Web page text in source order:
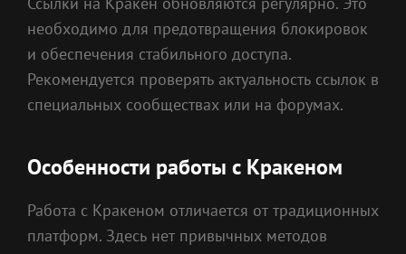
необходимо для предотвращения блокировок
и обеспечения стабильного доступа.
Рекомендуется проверять актуальность ссылок в
специальных сообществах или на форумах.
Особенности работы с Кракеном
Работа с Кракеном отличается от традиционных
платформ. Здесь нет привычных методов